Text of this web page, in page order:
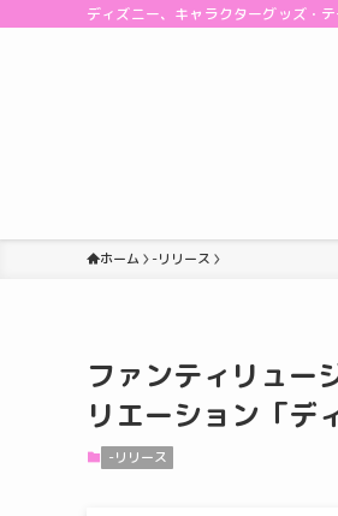
ディズニー、キャラクターグッズ・
ホーム -リリース
ファンティリュー
リエーション「デ
-リリース